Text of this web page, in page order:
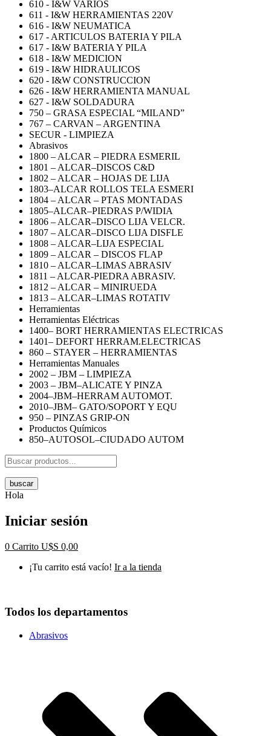
610 - I&W VARIOS
611 - I&W HERRAMIENTAS 220V
616 - I&W NEUMATICA
617 - ARTICULOS BATERIA Y PILA
617 - I&W BATERIA Y PILA
618 - I&W MEDICION
619 - I&W HIDRAULICOS
620 - I&W CONSTRUCCION
626 - I&W HERRAMIENTA MANUAL
627 - I&W SOLDADURA
750 – GRASA ESPECIAL “MILAND”
767 – CARVAN – ARGENTINA
SECUR - LIMPIEZA
Abrasivos
1800 – ALCAR – PIEDRA ESMERIL
1801 – ALCAR–DISCOS C&D
1802 – ALCAR – HOJAS DE LIJA
1803–ALCAR ROLLOS TELA ESMERI
1804 – ALCAR – PTAS MONTADAS
1805–ALCAR–PIEDRAS P/WIDIA
1806 – ALCAR–DISCO LIJA VELCR.
1807 – ALCAR–DISCO LIJA DISFLE
1808 – ALCAR–LIJA ESPECIAL
1809 – ALCAR – DISCOS FLAP
1810 – ALCAR–LIMAS ABRASIV
1811 – ALCAR-PIEDRA ABRASIV.
1812 – ALCAR – MINIRUEDA
1813 – ALCAR–LIMAS ROTATIV
Herramientas
Herramientas Eléctricas
1400– BORT HERRAMIENTAS ELECTRICAS
1401– DEFORT HERRAM.ELECTRICAS
860 – STAYER – HERRAMIENTAS
Herramientas Manuales
2002 – JBM – LIMPIEZA
2003 – JBM–ALICATE Y PINZA
2004–JBM–HERRAM AUTOMOT.
2010–JBM– GATO/SOPORT Y EQU
950 – PINZAS GRIP-ON
Productos Químicos
850–AUTOSOL–CIUDADO AUTOM
buscar
Hola
Iniciar sesión
0 Carrito U$S 0,00
¡Tu carrito está vacío! Ir a la tienda
Todos los departamentos
Abrasivos